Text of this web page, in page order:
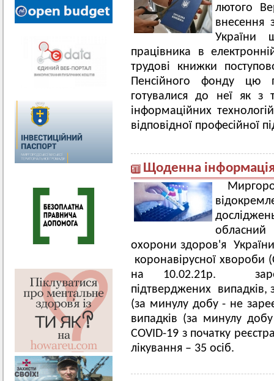
лютого
внесення
України
працівника в
трудові книжки
Пенсійного фонду цю
готувалися до неї як з
інформаційних
відповідної професійної
Щоденна інформація
обласний
охорони здоров'я
коронавірусної хвороби
на 10.02.21р.
підтверджених
(за минулу добу - не
випадків (за минулу
COVID-19 з початку
лікування – 35 осіб.